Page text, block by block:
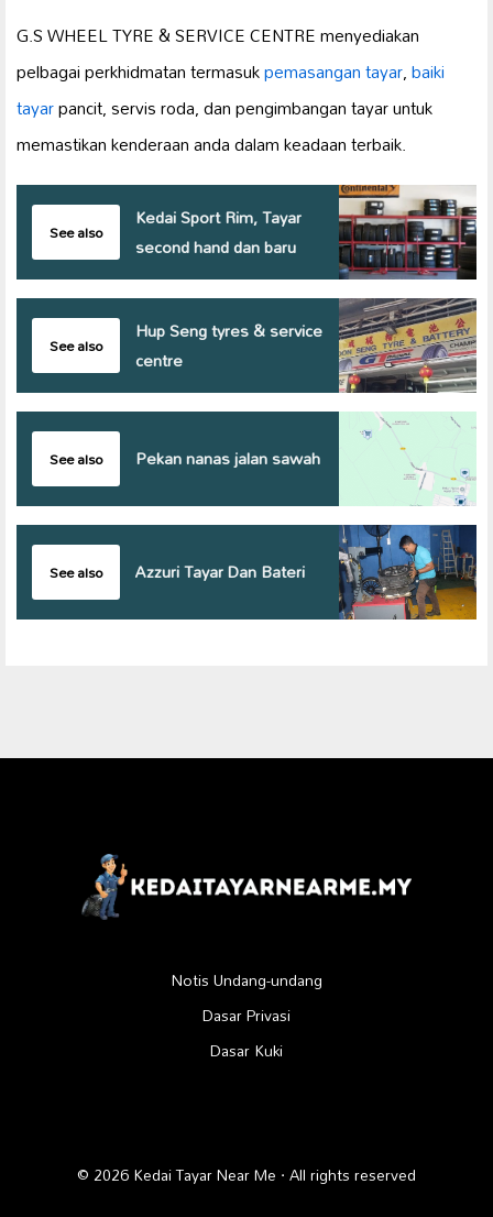
G.S WHEEL TYRE & SERVICE CENTRE menyediakan
pelbagai perkhidmatan termasukpemasangan tayar,baiki
tayarpancit, servis roda, dan pengimbangan tayar untuk
memastikan kenderaan anda dalam keadaan terbaik.
See also
Kedai Sport Rim, Tayar
second hand dan baru
See also
Hup Seng tyres & service
centre
See also Pekan nanas jalan sawah
See also Azzuri Tayar Dan Bateri
Notis Undang-undang
Dasar Privasi
Dasar Kuki
© 2026 Kedai Tayar Near Me · All rights reserved